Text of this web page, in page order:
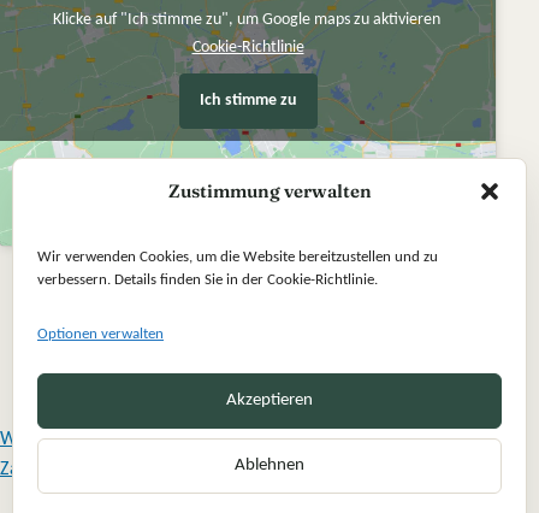
Zustimmung verwalten
Wir verwenden Cookies, um die Website bereitzustellen und zu
verbessern. Details finden Sie in der Cookie-Richtlinie.
Optionen verwalten
Akzeptieren
Ablehnen
Klicke auf "Ich stimme zu", um Google maps zu aktivieren
Cookie-Richtlinie
Ich stimme zu
Widerrufsbelehrung
Zahlung und Versand